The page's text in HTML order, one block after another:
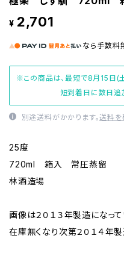
¥ 2,701
なら 手数料
※この商品は、最短で8月15日(
短到着日に数日追
別途送料がかかります。送料を
25度
720ml 箱入 常圧蒸留
林酒造場
画像は２０１３年製造になっ
在庫無くなり次第２０１４年